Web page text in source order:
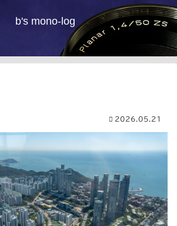
b's mono-log
2026.05.21